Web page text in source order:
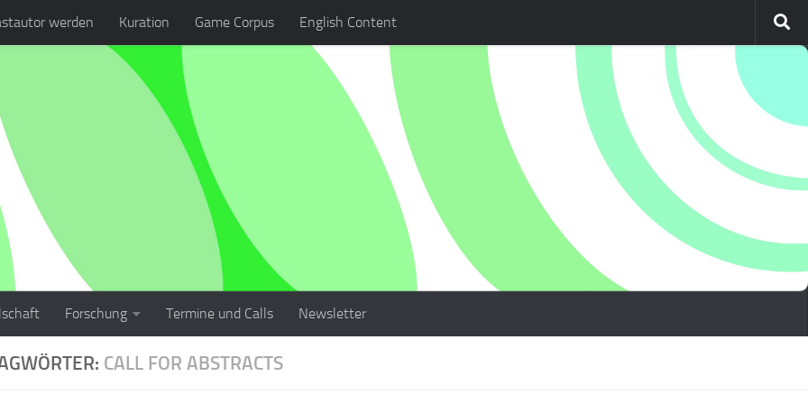
werden Kuration Game Corpus English Content
Forschung Termine und Calls Newsletter
CALL FOR ABSTRACTS